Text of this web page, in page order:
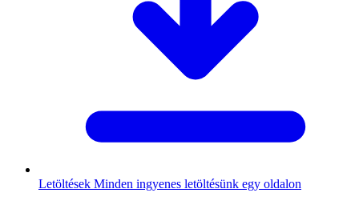
Letöltések Minden ingyenes letöltésünk egy oldalon